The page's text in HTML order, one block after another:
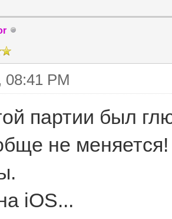
08:41 PM
партии был
не меняется!
iOS...